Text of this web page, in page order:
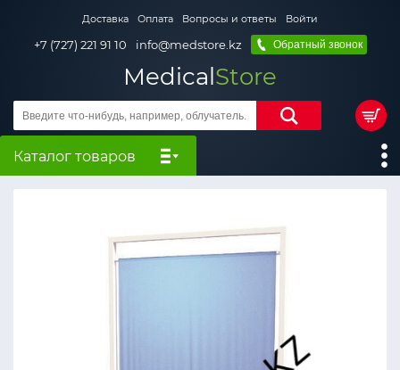
Доставка Оплата Вопросы и ответы Войти
+7 (727) 221 91 10 info@medstore.kz Обратный звонок
MedicalStore
Каталог товаров